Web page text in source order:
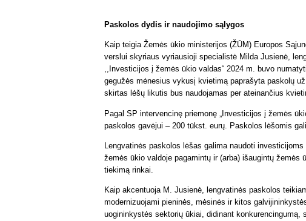
Paskolos dydis ir naudojimo sąlygos
Kaip teigia Žemės ūkio ministerijos (ŽŪM) Europos
verslui skyriaus vyriausioji specialistė Milda Jusienė,
,,Investicijos į žemės ūkio valdas“ 2024 m. buvo
gegužės mėnesius vykusį kvietimą paprašyta paskolų
skirtas lėšų likutis bus naudojamas per ateinančius
Pagal SP intervencinę priemonę „Investicijos į žemės
paskolos gavėjui – 200 tūkst. eurų. Paskolos lėšomis
Lengvatinės paskolos lėšas galima naudoti
žemės ūkio valdoje pagamintų ir (arba) išaugintų žemės
tiekimą rinkai.
Kaip akcentuoja M. Jusienė, lengvatinės paskolos
modernizuojami pieninės, mėsinės ir kitos
uogininkystės sektorių ūkiai, didinant